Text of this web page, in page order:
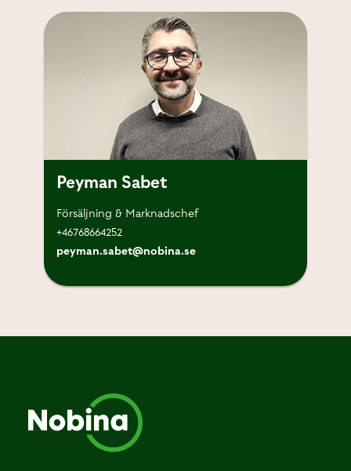
Peyman Sabet
Försäljning & Marknadschef
+46768664252
peyman.sabet@nobina.se